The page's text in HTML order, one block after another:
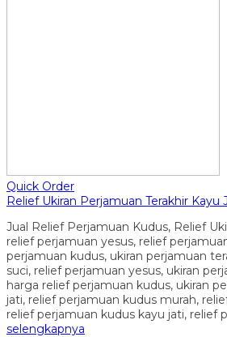
Quick Order
Relief Ukiran Perjamuan Terakhir Kayu
Jual Relief Perjamuan Kudus, Relief
relief perjamuan yesus, relief
perjamuan kudus, ukiran perjamuan
suci, relief perjamuan yesus, ukiran
harga relief perjamuan kudus, ukiran
jati, relief perjamuan kudus murah,
relief perjamuan kudus kayu jati, relief
selengkapnya